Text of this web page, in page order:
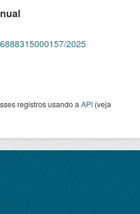
2025
registros usando a API (veja